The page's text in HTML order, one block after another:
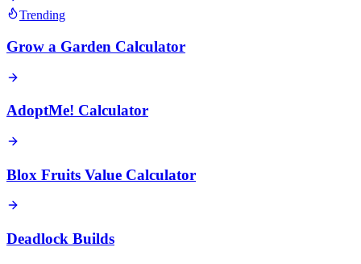
Trending
Grow a Garden Calculator
AdoptMe! Calculator
Blox Fruits Value Calculator
Deadlock Builds